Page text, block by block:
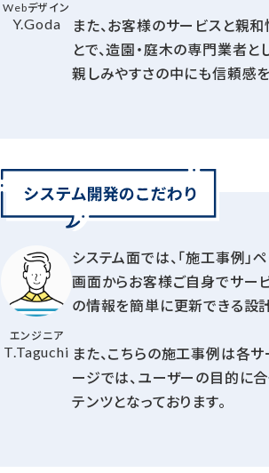
Webデザイン
Y.Goda
また、お客様のサービスと親
とで、造園・庭木の専門業者
親しみやすさの中にも信頼感を
エンジニア
T.Taguchi
システム面では、「施工事例
画面からお客様ご自身でサー
の情報を簡単に更新できる設計
また、こちらの施工事例は各
ージでは、ユーザーの目的に
テンツとなっております。